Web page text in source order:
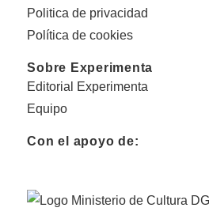
Politica de privacidad
Política de cookies
Sobre Experimenta
Editorial Experimenta
Equipo
Con el apoyo de: